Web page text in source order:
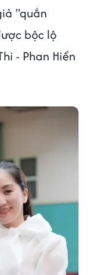
"quắn
bộc lộ
- Phan Hiển